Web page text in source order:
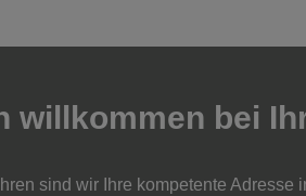
willkommen bei
sind wir Ihre kompetente